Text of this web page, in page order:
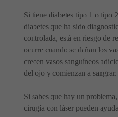
Si tiene diabetes tipo 1 o tipo
diabetes que ha sido
controlada, está en riesgo de
ocurre cuando se dañan los
crecen vasos sanguíneos
del ojo y comienzan a sangrar.
Si sabes que hay un
cirugía con láser pueden